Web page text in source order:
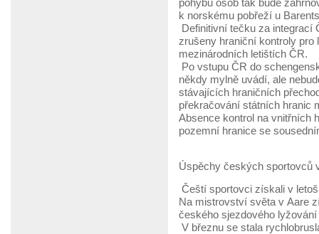
pohybu osob tak bude
k norskému pobřeží u
Definitivní tečku za integrací
zrušeny hraniční kontroly pro
mezinárodních letištích ČR.
Po vstupu ČR do
někdy mylně uvádí, ale
stávajících hraničních
překračování státních hranic
Absence kontrol na vnitřních
pozemní hranice se
Úspěchy českých sportovců
Čeští sportovci získali v
Na mistrovství světa v Aare
českého sjezdového lyžování
V březnu se stala